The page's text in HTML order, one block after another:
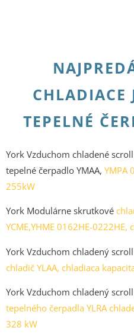
CHLADIACE
TEPELNÉ
York Vzduchom chladené
tepelné čerpadlo YMAA, YMPA
255kW
York Modulárne skrutkové
YCME,YHME 0162HE-
York Vzduchom chladený
chladič YLAA, chladiaca
York Vzduchom chladený
tepelného čerpadla YLRA
328 kW